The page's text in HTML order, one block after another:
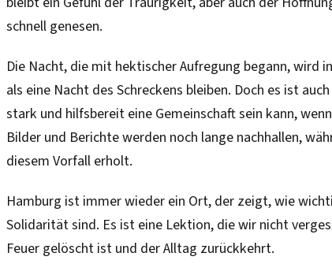
schnell genesen.
Die Nacht, die mit hektischer Aufregung begann, wird
als eine Nacht des Schreckens bleiben. Doch es ist
stark und hilfsbereit eine Gemeinschaft sein kann,
Bilder und Berichte werden noch lange nachhallen,
diesem Vorfall erholt.
Hamburg ist immer wieder ein Ort, der zeigt, wie
Solidarität sind. Es ist eine Lektion, die wir nicht
Feuer gelöscht ist und der Alltag zurückkehrt.